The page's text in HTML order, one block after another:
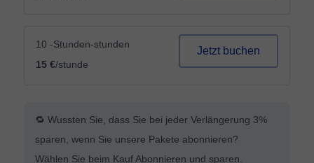
10 -Stunden-stunden
15 €/stunde
Jetzt buchen
🔁 Wussten Sie, dass Sie bei jeder Verlängerung 3%
sparen, wenn Sie unsere Pakete abonnieren?
Wählen Sie beim Kauf Abonnieren und sparen.